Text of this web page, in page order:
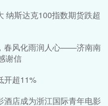
纳斯达克100指数期货跌超
春风化雨润人心——济南南
谢信
开超11%
店成为浙江国际青年电影